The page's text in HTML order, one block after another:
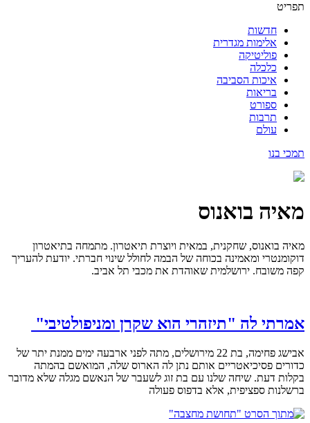
תפריט
חדשות
אלימות מגדרית
פוליטיקה
כלכלה
איכות הסביבה
בריאות
ספורט
תרבות
עולם
תמכי בנו
מאיה בואנוס
מאיה בואנוס, שחקנית, במאית ויוצרת תיאטרון. מתמחה בתיאטרון
דוקומנטרי ומאמינה בכוחה של הבמה לחולל שינוי חברתי. יודעת להעריך
קפה משובח. ירושלמית שאוהדת את מכבי תל אביב.
אמרתי לה "תיזהרי הוא שקרן ומניפולטיבי"
אבישג פחימה, בת 22 מירושלים, מתה לפני ארבעה ימים ממנת יתר של
כדורים פסיכיאטריים אותם נתן לה הארוס שלה, המואשם בהמתה
בקלות דעת. שיחה שלנו עם בת זוג לשעבר של הנאשם מגלה שלא מדובר
ברשלנות ספציפית, אלא בדפוס פעולה